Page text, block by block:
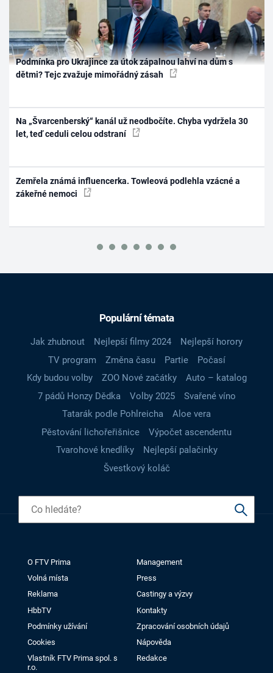
Podmínka pro Ukrajince za útok zápalnou lahví na dům s
dětmi? Tejc zvažuje mimořádný zásah
Na „Švarcenberský“ kanál už neodbočíte. Chyba vydržela 30
let, teď ceduli celou odstraní
Zemřela známá influencerka. Towleová podlehla vzácné a
zákeřné nemoci
Populární témata
Jak zhubnout Nejlepší filmy 2024
Nejlepší horory
TV program
Změna času Partie
Počasí
Kdy budou volby
ZOO Nové začátky
Auto – katalog
7 pádů Honzy Dědka
Volby 2025
Svařené víno
Tatarák podle Pohlreicha
Aloe vera
Pěstování lichořeřišnice
Výpočet ascendentu
Tvarohové knedlíky
Nejlepší palačinky
Švestkový koláč
O FTV Prima
Management
Volná místa
Press
Reklama
Castingy a výzvy
HbbTV
Kontakty
Podmínky užívání
Zpracování osobních údajů
Cookies
Nápověda
Vlastník FTV Prima spol. s
r.o.
Redakce